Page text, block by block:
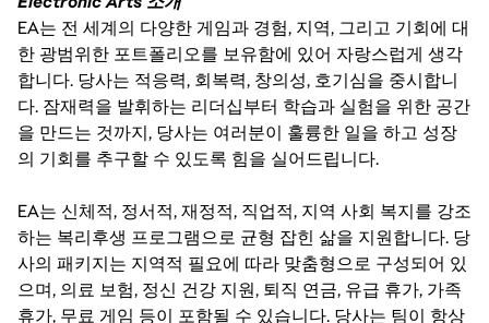
EA는 전 세계의 다양한 게임과 경험, 지역, 그리고 기회에 대
한 광범위한 포트폴리오를 보유함에 있어 자랑스럽게 생각
합니다. 당사는 적응력, 회복력, 창의성, 호기심을 중시합니
다. 잠재력을 발휘하는 리더십부터 학습과 실험을 위한 공간
을 만드는 것까지, 당사는 여러분이 훌륭한 일을 하고 성장
의 기회를 추구할 수 있도록 힘을 실어드립니다.
EA는 신체적, 정서적, 재정적, 직업적, 지역 사회 복지를 강조
하는 복리후생 프로그램으로 균형 잡힌 삶을 지원합니다. 당
사의 패키지는 지역적 필요에 따라 맞춤형으로 구성되어 있
으며, 의료 보험, 정신 건강 지원, 퇴직 연금, 유급 휴가, 가족
휴가, 무료 게임 등이 포함될 수 있습니다. 당사는 팀이 항상